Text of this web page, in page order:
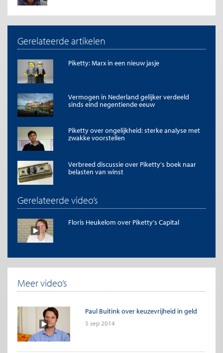
Gerelateerde artikelen
Piketty: Marx in een nieuw jasje
Vermogen in Nederland gelijker verdeeld
sinds eind negentiende eeuw
Piketty over ongelijkheid: sterke analyse met
zwakke voorstellen
Verbreed discussie over Piketty's boek naar
belasten van winst
Gerelateerde video’s
Floris Heukelom over Piketty's Capital
Meer video’s
Paul Buitink over keuzevrijheid in geld
5 sep 2014